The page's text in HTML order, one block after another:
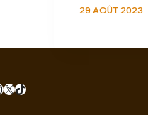
29 AOÛT 2023
X TikTok